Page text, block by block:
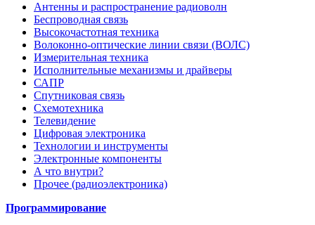
Антенны и распространение радиоволн
Беспроводная связь
Высокочастотная техника
Волоконно-оптические линии связи (ВОЛС)
Измерительная техника
Исполнительные механизмы и драйверы
САПР
Спутниковая связь
Схемотехника
Телевидение
Цифровая электроника
Технологии и инструменты
Электронные компоненты
А что внутри?
Прочее (радиоэлектроника)
Программирование